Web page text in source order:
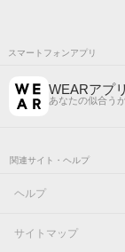
スマートフォンアプリ
WEARアプリ
あなたの似合う
関連サイト・ヘルプ
ヘルプ
サイトマップ